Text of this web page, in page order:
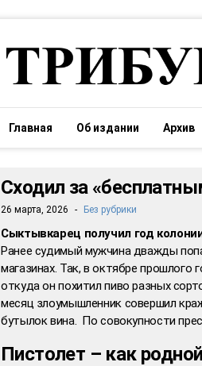
Главная Об издании Архив
Сходил за
26 марта, 2026 - Без рубрики
Сыктывкарец получил год
Ранее судимый мужчина дважды
магазинах. Так, в октябре прошлого
откуда он похитил пиво разных
месяц злоумышленник совершил
бутылок вина. По совокупности
Пистолет – как